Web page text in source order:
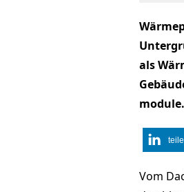
als
Vom